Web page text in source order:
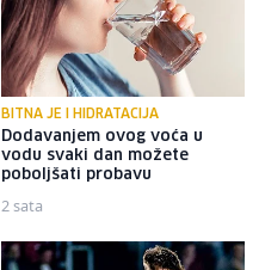
BITNA JE I HIDRATACIJA
Dodavanjem ovog voća u
vodu svaki dan možete
poboljšati probavu
2 sata